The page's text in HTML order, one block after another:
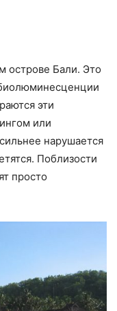
острове Бали. Это
эти
или
нарушается
Поблизости
просто